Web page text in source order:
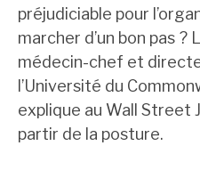
préjudiciable pour
marcher d’un bon pas ?
médecin-chef et
l’Université du
explique au Wall Street
partir de la posture.